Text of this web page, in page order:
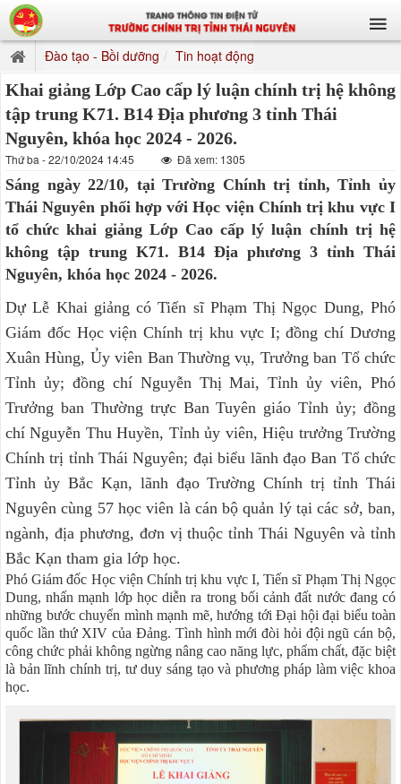
Đào tạo - Bồi dưỡng Tin hoạt động
Khai giảng Lớp Cao cấp lý luận chính trị hệ không
tập trung K71. B14 Địa phương 3 tỉnh Thái
Nguyên, khóa học 2024 - 2026.
Thứ ba - 22/10/2024 14:45 Đã xem: 1305
Sáng ngày 22/10, tại Trường Chính trị tỉnh, Tỉnh ủy
Thái Nguyên phối hợp với Học viện Chính trị khu vực I
tổ chức khai giảng Lớp Cao cấp lý luận chính trị hệ
không tập trung K71. B14 Địa phương 3 tỉnh Thái
Nguyên, khóa học 2024 - 2026.
Dự Lễ Khai giảng có Tiến sĩ Phạm Thị Ngọc Dung, Phó
Giám đốc Học viện Chính trị khu vực I; đồng chí Dương
Xuân Hùng, Ủy viên Ban Thường vụ, Trưởng ban Tổ chức
Tỉnh ủy; đồng chí Nguyễn Thị Mai, Tỉnh ủy viên, Phó
Trưởng ban Thường trực Ban Tuyên giáo Tỉnh ủy; đồng
chí Nguyễn Thu Huyền, Tỉnh ủy viên, Hiệu trưởng Trường
Chính trị tỉnh Thái Nguyên; đại biểu lãnh đạo Ban Tổ chức
Tỉnh ủy Bắc Kạn, lãnh đạo Trường Chính trị tỉnh Thái
Nguyên cùng 57 học viên là cán bộ quản lý tại các sở, ban,
ngành, địa phương, đơn vị thuộc tỉnh Thái Nguyên và tỉnh
Bắc Kạn tham gia lớp học.
Phó Giám đốc Học viện Chính trị khu vực I, Tiến sĩ Phạm Thị Ngọc
Dung, nhấn mạnh lớp học diễn ra trong bối cảnh đất nước đang có
những bước chuyển mình mạnh mẽ, hướng tới Đại hội đại biểu toàn
quốc lần thứ XIV của Đảng. Tình hình mới đòi hỏi đội ngũ cán bộ,
công chức phải không ngừng nâng cao năng lực, phẩm chất, đặc biệt
là bản lĩnh chính trị, tư duy sáng tạo và phương pháp làm việc khoa
học.